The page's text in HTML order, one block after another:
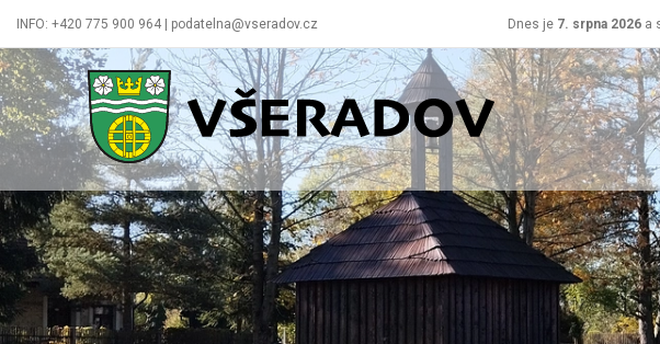
INFO: +420 775 900 964 | podatelna@vseradov.cz Dnes je 7. srpna 2026 a
Všeradov